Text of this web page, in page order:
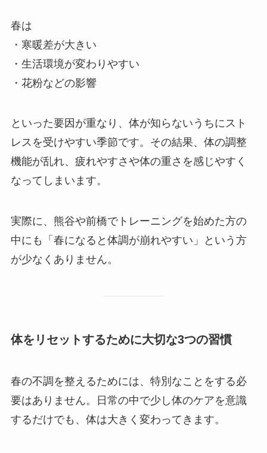
春は
・寒暖差が大きい
・生活環境が変わりやすい
・花粉などの影響
といった要因が重なり、体が知らないうちにスト
レスを受けやすい季節です。その結果、体の調整
機能が乱れ、疲れやすさや体の重さを感じやすく
なってしまいます。
実際に、熊谷や前橋でトレーニングを始めた方の
中にも「春になると体調が崩れやすい」という方
が少なくありません。
体をリセットするために大切な3つの習慣
春の不調を整えるためには、特別なことをする必
要はありません。日常の中で少し体のケアを意識
するだけでも、体は大きく変わってきます。